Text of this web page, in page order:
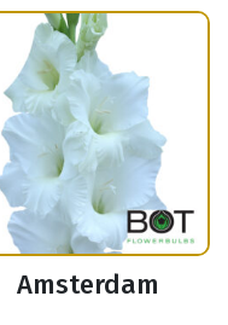
Amsterdam